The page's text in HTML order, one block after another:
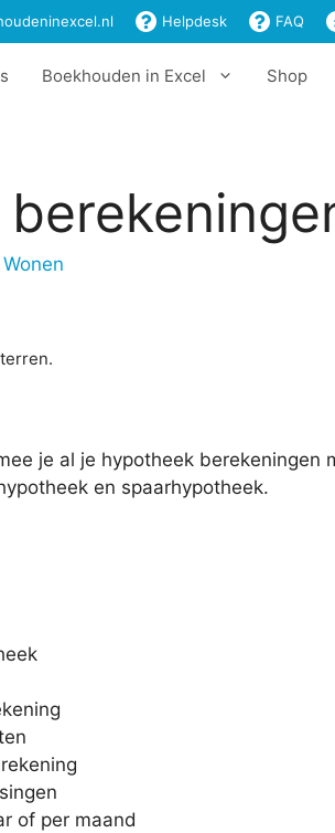
Helpdesk FAQ
Boekhouden in Excel Shop
je al je hypotheek berekeningen
en spaarhypotheek.
of per maand